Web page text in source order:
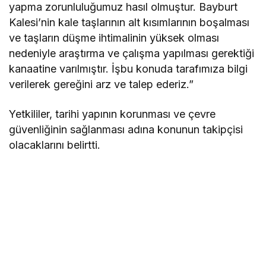
yapma zorunluluğumuz hasıl olmuştur. Bayburt
Kalesi’nin kale taşlarının alt kısımlarının boşalması
ve taşların düşme ihtimalinin yüksek olması
nedeniyle araştırma ve çalışma yapılması gerektiği
kanaatine varılmıştır. İşbu konuda tarafımıza bilgi
verilerek gereğini arz ve talep ederiz.”
Yetkililer, tarihi yapının korunması ve çevre
güvenliğinin sağlanması adına konunun takipçisi
olacaklarını belirtti.